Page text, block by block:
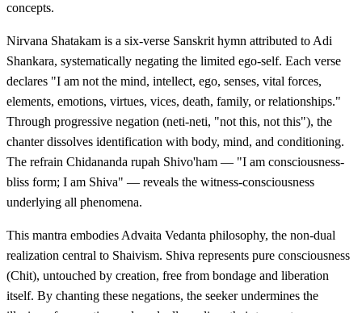
concepts.
Nirvana Shatakam is a six-verse Sanskrit hymn attributed to Adi
Shankara, systematically negating the limited ego-self. Each verse
declares "I am not the mind, intellect, ego, senses, vital forces,
elements, emotions, virtues, vices, death, family, or relationships."
Through progressive negation (neti-neti, "not this, not this"), the
chanter dissolves identification with body, mind, and conditioning.
The refrain Chidananda rupah Shivo'ham — "I am consciousness-
bliss form; I am Shiva" — reveals the witness-consciousness
underlying all phenomena.
This mantra embodies Advaita Vedanta philosophy, the non-dual
realization central to Shaivism. Shiva represents pure consciousness
(Chit), untouched by creation, free from bondage and liberation
itself. By chanting these negations, the seeker undermines the